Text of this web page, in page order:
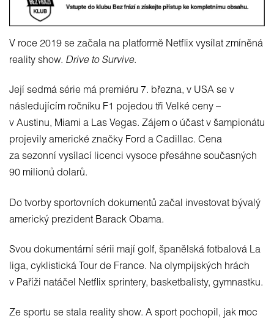
V roce 2019 se začala na platformě Netflix vysílat zmíněná
reality show. Drive to Survive.
Její sedmá série má premiéru 7. března, v USA se v
následujícím ročníku F1 pojedou tři Velké ceny –
v Austinu, Miami a Las Vegas. Zájem o účast v šampionátu
projevily americké značky Ford a Cadillac. Cena
za sezonní vysílací licenci vysoce přesáhne současných
90 milionů dolarů.
Do tvorby sportovních dokumentů začal investovat bývalý
americký prezident Barack Obama.
Svou dokumentární sérii mají golf, španělská fotbalová La
liga, cyklistická Tour de France. Na olympijských hrách
v Paříži natáčel Netflix sprintery, basketbalisty, gymnastku.
Ze sportu se stala reality show. A sport pochopil, jak moc